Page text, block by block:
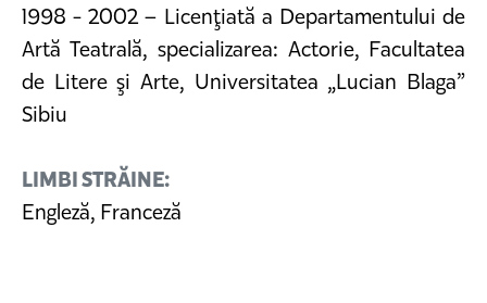
1998 - 2002 – Licenţiată a Departamentului de
Artă Teatrală, specializarea: Actorie, Facultatea
de Litere şi Arte, Universitatea „Lucian Blaga”
Sibiu
LIMBI STRĂINE:
Engleză, Franceză